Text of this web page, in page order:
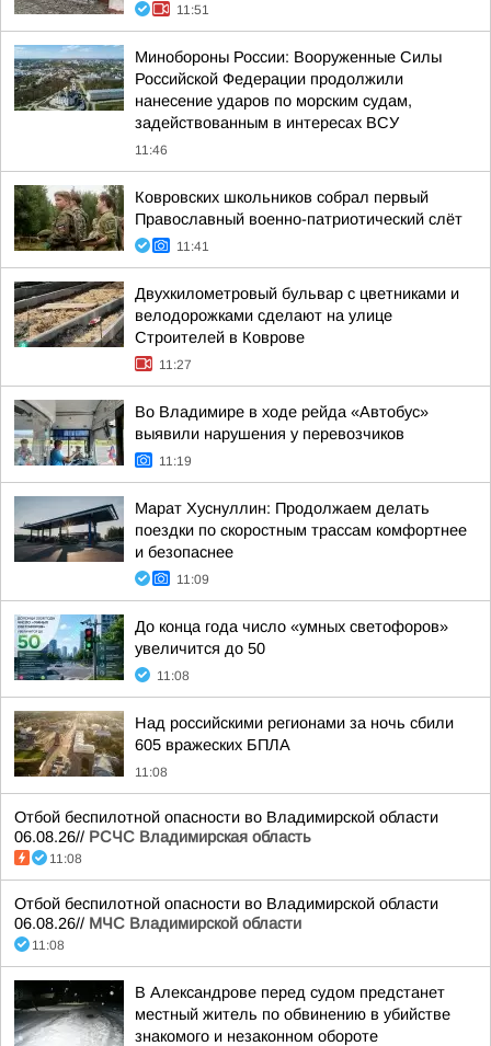
11:51
Минобороны России: Вооруженные Силы
Российской Федерации продолжили
нанесение ударов по морским судам,
задействованным в интересах ВСУ
11:46
Ковровских школьников собрал первый
Православный военно-патриотический слёт
11:41
Двухкилометровый бульвар с цветниками и
велодорожками сделают на улице
Строителей в Коврове
11:27
Во Владимире в ходе рейда «Автобус»
выявили нарушения у перевозчиков
11:19
Марат Хуснуллин: Продолжаем делать
поездки по скоростным трассам комфортнее
и безопаснее
11:09
До конца года число «умных светофоров»
увеличится до 50
11:08
Над российскими регионами за ночь сбили
605 вражеских БПЛА
11:08
Отбой беспилотной опасности во Владимирской области
06.08.26// РСЧС Владимирская область
11:08
Отбой беспилотной опасности во Владимирской области
06.08.26// МЧС Владимирской области
11:08
В Александрове перед судом предстанет
местный житель по обвинению в убийстве
знакомого и незаконном обороте